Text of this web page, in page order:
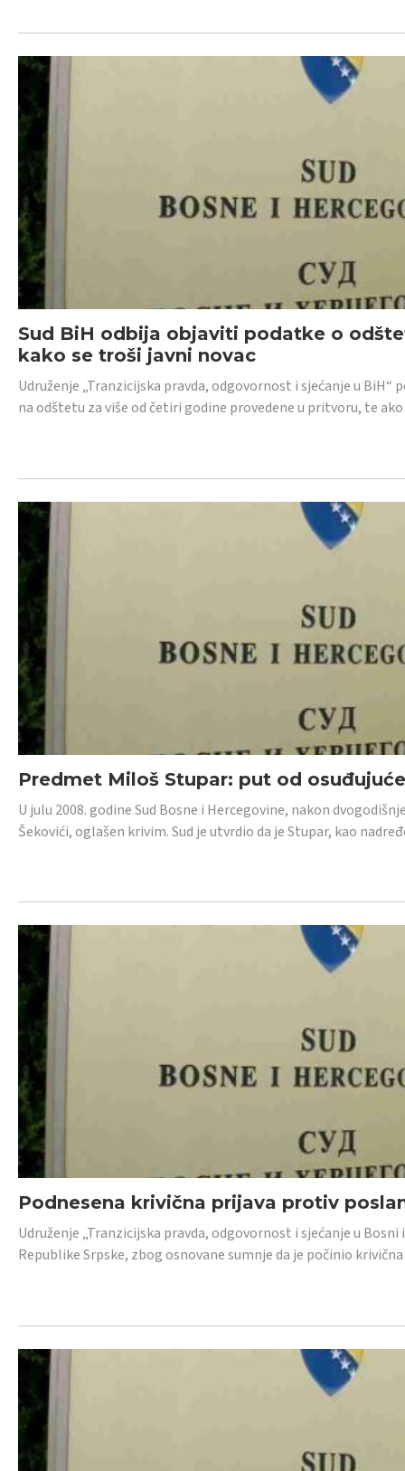
Sud BiH odbija objaviti podatke o
kako se troši javni novac
Udruženje „Tranzicijska pravda, odgovornost i sjećanje u
na odštetu za više od četiri godine provedene u pritvoru, te
Predmet Miloš Stupar: put od
U julu 2008. godine Sud Bosne i Hercegovine, nakon
Šekovići, oglašen krivim. Sud je utvrdio da je Stupar, kao
Podnesena krivična prijava protiv
Udruženje „Tranzicijska pravda, odgovornost i sjećanje u
Republike Srpske, zbog osnovane sumnje da je počinio